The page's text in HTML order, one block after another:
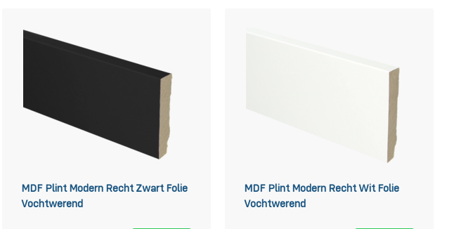
MDF Plint Modern Recht Zwart Folie
Vochtwerend
MDF Plint Modern Recht Wit Folie
Vochtwerend